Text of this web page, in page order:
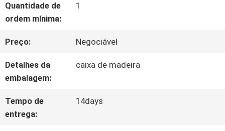
À
FÁBRICA
CONTROLE
DE
QUALIDADE
Quantidade de
ordem mínima:
1
Preço: Negociável
Detalhes da
embalagem:
caixa de madeira
Tempo de
entrega:
14days